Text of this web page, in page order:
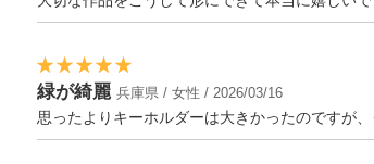
緑が綺麗 兵庫県 / 女性 / 2026/03/16
思ったよりキーホルダーは大きかったのですが